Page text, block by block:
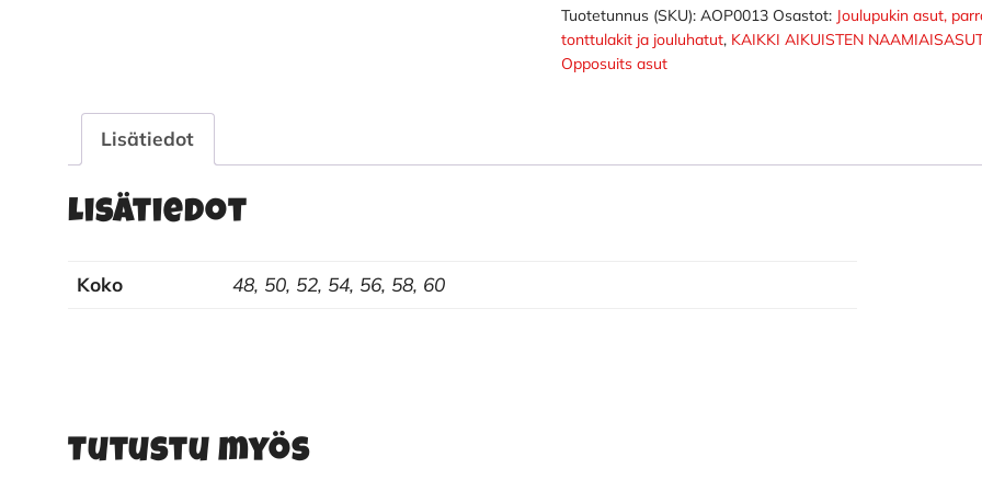
määrä
Tuotetunnus (SKU):AOP0013 Osastot: Joulupukin asut,
tonttulakit ja jouluhatut, KAIKKI AIKUISTEN
Opposuits asut
Lisätiedot
Lisätiedot
Koko 48, 50, 52, 54, 56, 58, 60
Tutustu myös